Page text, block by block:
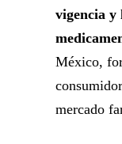
vigencia y
México,
mercado